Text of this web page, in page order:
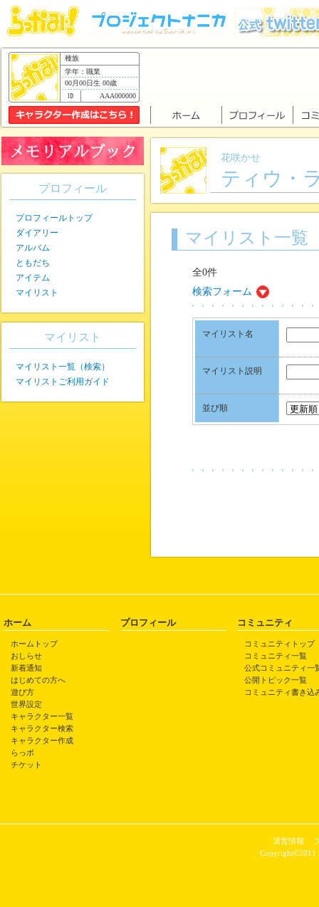
種族
学年：職業
00月00日生 00歳
AAA000000
花咲かせ
ティウ・
マイリスト一覧
全0件
検索フォーム
マイリスト名
マイリスト説明
並び順
プロフィール
プロフィールトップ
ダイアリー
アルバム
ともだち
アイテム
マイリスト
マイリスト
マイリスト一覧（検索）
マイリストご利用ガイド
ホーム
ホームトップ
おしらせ
新着通知
はじめての方へ
遊び方
世界設定
キャラクター一覧
キャラクター検索
キャラクター作成
らっポ
チケット
プロフィール コミュニティ
コミュニティトップ
コミュニティ一覧
公式コミュニティ一
公開トピック一覧
コミュニティ書き込
運営情報
Copyright©2011